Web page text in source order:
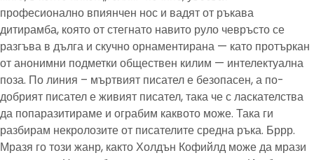
професионално впиянчен нос и вадят от ръкава
дитирамба, която от стегнато навито руло чевръсто се
разгъва в дълга и скучно орнаментирана — като протъркан
от анонимни подметки обществен килим — интелектуална
поза. По линия – мъртвият писател е безопасен, а по-
добрият писател е живият писател, така че с ласкателства
да попаразитираме и ограбим каквото може. Така ги
разбирам некролозите от писателите средна ръка. Бррр.
Мразя го този жанр, както Холдън Кофийлд може да мрази